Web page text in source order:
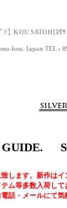
］KOU SATOH[ｺ
ken, Japan TEL :
します。新作は
ム等多数入荷して
話・メールにて